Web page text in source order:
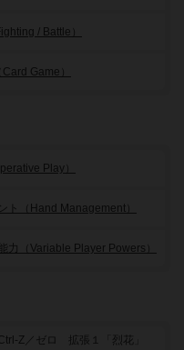
/ Battle）
Game）
Play）
ト（Hand Management）
力（Variable Player Powers）
Z／ゼロ 拡張１「烈花」